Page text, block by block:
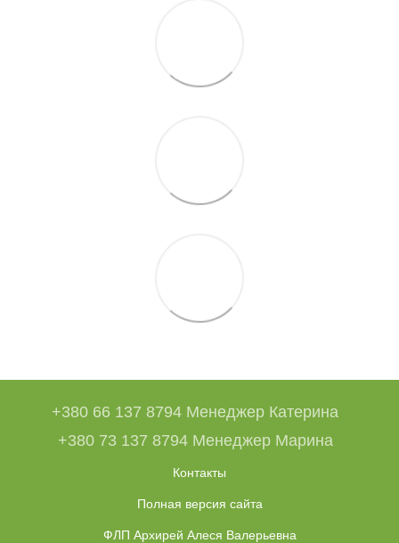
+380 66 137 8794 Менеджер Катерина
+380 73 137 8794 Менеджер Марина
Контакты
Полная версия сайта
ФЛП Архирей Алеся Валерьевна